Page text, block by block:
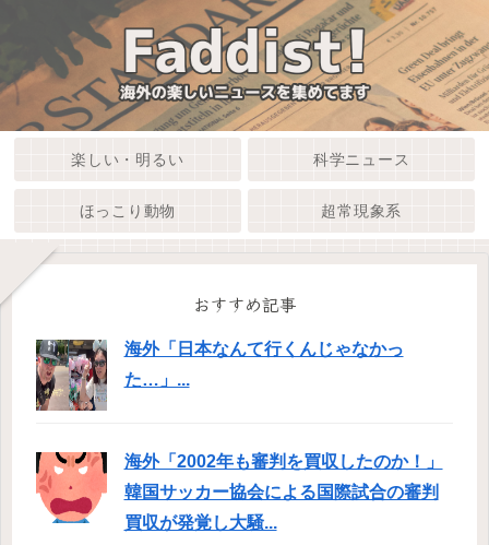
楽しい・明るい 科学ニュース
ほっこり動物 超常現象系
おすすめ記事
海外「日本なんて行くんじゃなかっ
た…」...
海外「2002年も審判を買収したのか！」
韓国サッカー協会による国際試合の審判
買収が発覚し大騒...